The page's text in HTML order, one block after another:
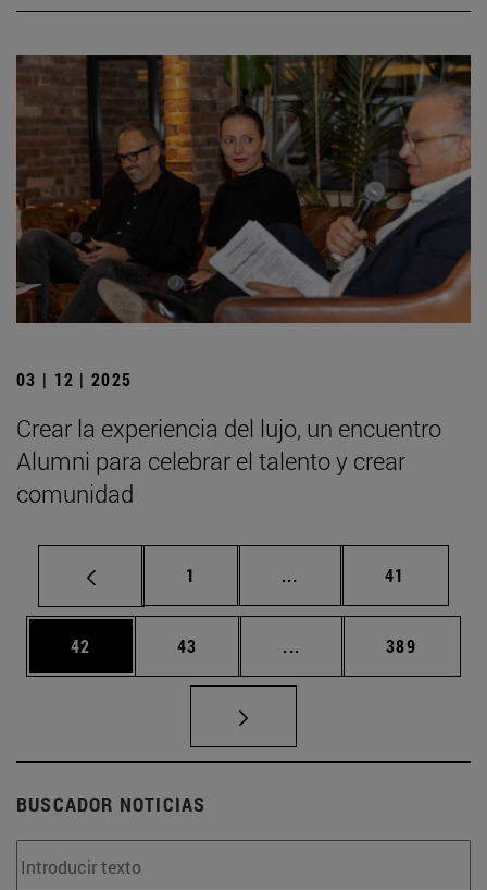
03 | 12 | 2025
Crear la experiencia del lujo, un encuentro
Alumni para celebrar el talento y crear
comunidad
Página
1 ... Páginas intermedias
Página
41
Página
42 Página
43 ... Páginas intermedias
Página
389
BUSCADOR NOTICIAS